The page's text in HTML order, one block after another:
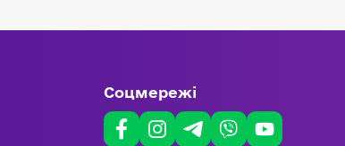
Соцмережі